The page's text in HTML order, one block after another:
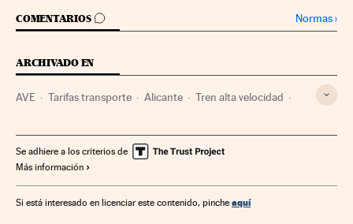
COMENTARIOS
IR A LOS COMENTARIOS Normas›
ARCHIVADO EN
AVE Tarifas transporte Alicante Tren alta velocidad
Transporte ferroviario Empresas España
Obras públicas
Se adhiere a los criterios de
Más información
Si está interesado en licenciar este contenido, pinche aquí